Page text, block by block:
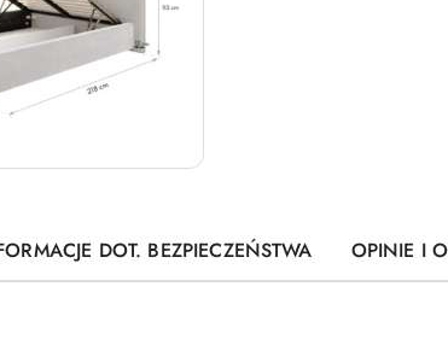
DOT. BEZPIECZEŃSTWA OPINIE I